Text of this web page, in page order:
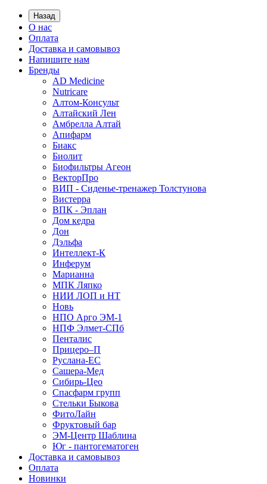
Назад
О нас
Оплата
Доставка и самовывоз
Напишите нам
Бренды
AD Medicine
Nutricare
Алтом-Консульт
Алтайский Лен
Амбрелла Алтай
Апифарм
Биакс
Биолит
Биофильтры Агеон
ВекторПро
ВИП - Сиденье-тренажер Толстунова
Вистерра
ВПК - Эплан
Дом кедра
Дон
Дэльфа
Интеллект-К
Инферум
Марианна
МПК Ляпко
НИИ ЛОП и НТ
Новь
НПО Арго ЭМ-1
НПФ Элмет-СПб
Пенталис
Прицеро–П
Руслана-ЕС
Сашера-Мед
Сибирь-Цео
Спасфарм групп
Стельки Быкова
ФитоЛайн
Фруктовый бар
ЭМ-Центр Шаблина
Юг - пантогематоген
Доставка и самовывоз
Оплата
Новинки